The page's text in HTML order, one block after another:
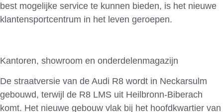
best mogelijke service te kunnen bieden, is het nieuwe
klantensportcentrum in het leven geroepen.
Kantoren, showroom en onderdelenmagazijn
De straatversie van de Audi R8 wordt in Neckarsulm
gebouwd, terwijl de R8 LMS uit Heilbronn-Biberach
komt. Het nieuwe gebouw vlak bij het hoofdkwartier van